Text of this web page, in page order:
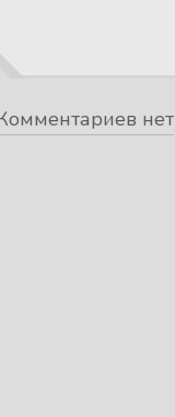
нет